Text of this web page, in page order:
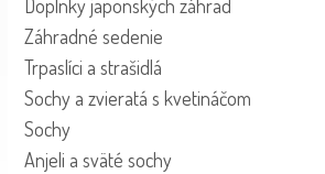
Doplnky japonských záhrad
Záhradné sedenie
Trpaslíci a strašidlá
Sochy a zvieratá s kvetináčom
Sochy
Anjeli a sväté sochy